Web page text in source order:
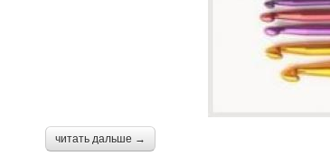
читать дальше →